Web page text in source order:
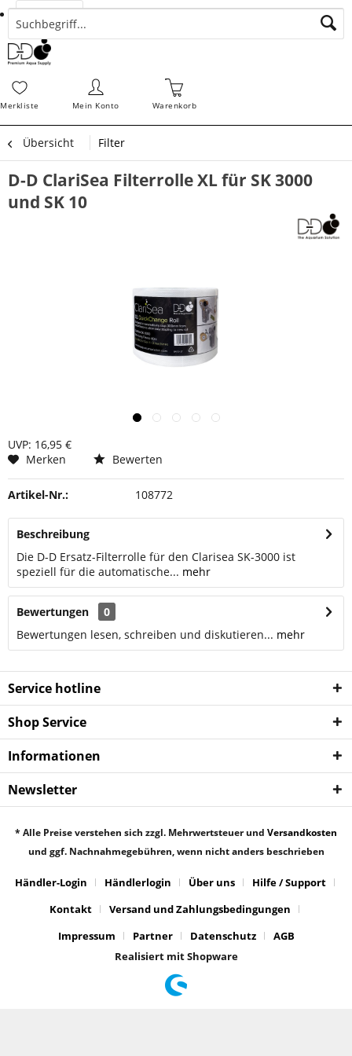
Suchen
Merkliste Mein Konto
Bestellungen Schnellerfassung
Warenkorb
Übersicht Filter
D-D ClariSea Filterrolle XL für SK 3000
und SK 10
UVP: 16,95 €
Merken
Bewerten
Artikel-Nr.: 108772
Beschreibung
Die D-D Ersatz-Filterrolle für den Clarisea SK-3000 ist
speziell für die automatische... mehr
Bewertungen
0
Bewertungen lesen, schreiben und diskutieren... mehr
Service hotline
Shop Service
Informationen
Newsletter
* Alle Preise verstehen sich zzgl. Mehrwertsteuer und Versandkosten
und ggf. Nachnahmegebühren, wenn nicht anders beschrieben
Händler-Login Händlerlogin Über uns
Hilfe / Support
Kontakt
Versand und Zahlungsbedingungen
Impressum
Partner Datenschutz
AGB
Realisiert mit Shopware